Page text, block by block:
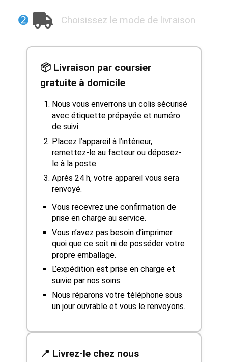
➋ Choisissez le mode de livraison
📦 Livraison par coursier
gratuite à domicile
Nous vous enverrons un colis sécurisé
avec étiquette prépayée et numéro
de suivi.
Placez l’appareil à l’intérieur,
remettez-le au facteur ou déposez-
le à la poste.
Après 24 h, votre appareil vous sera
renvoyé.
Vous recevrez une confirmation de
prise en charge au service.
Vous n’avez pas besoin d’imprimer
quoi que ce soit ni de posséder votre
propre emballage.
L’expédition est prise en charge et
suivie par nos soins.
Nous réparons votre téléphone sous
un jour ouvrable et vous le renvoyons.
📍 Livrez-le chez nous